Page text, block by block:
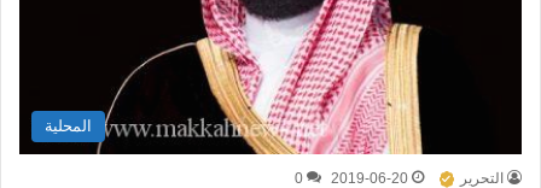
المحلية
التحرير 2019-06-20
0